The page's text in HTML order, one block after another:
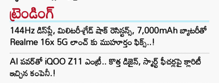
ట్రెండింగ్‌
144Hz డిస్‌ప్లే, మిలిటరీ-గ్రేడ్ షాక్ రెసిస్టన్స్, 7,000mAh బ్యాటరీతో
Realme 16x 5G లాంచ్ కు ముహూర్తం ఫిక్స్..!
AI పవర్‌తో iQOO Z11 ఎంట్రీ.. కొత్త డిజైన్, స్మార్ట్ ఫీచర్లపై క్లారిటీ
ఇచ్చిన కంపెనీ.!